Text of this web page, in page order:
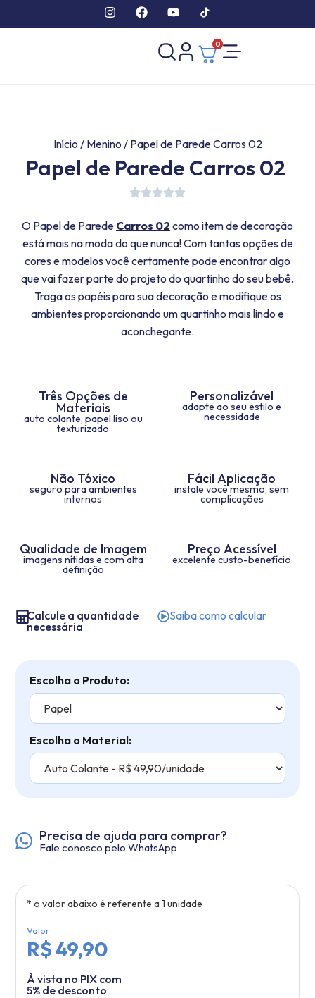
0
Início / Menino / Papel de Parede Carros 02
Papel de Parede Carros 02
O Papel de Parede Carros 02 como item de decoração
está mais na moda do que nunca! Com tantas opções de
cores e modelos você certamente pode encontrar algo
que vai fazer parte do projeto do quartinho do seu bebê.
Traga os papéis para sua decoração e modifique os
ambientes proporcionando um quartinho mais lindo e
aconchegante.
Três Opções de
Materiais
auto colante, papel liso ou
texturizado
Personalizável
adapte ao seu estilo e
necessidade
Não Tóxico
seguro para ambientes
internos
Fácil Aplicação
instale você mesmo, sem
complicações
Qualidade de Imagem
imagens nítidas e com alta
definição
Preço Acessível
excelente custo-benefício
Calcule a quantidade
necessária
Saiba como calcular
Escolha o Produto:
Escolha o Material:
Precisa de ajuda para comprar?
Fale conosco pelo WhatsApp
* o valor abaixo é referente a1 unidade
Valor
R$ 49,90
À vista no PIX com
5% de desconto